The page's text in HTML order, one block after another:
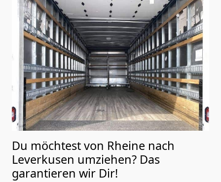
Du möchtest von Rheine nach
Leverkusen umziehen? Das
garantieren wir Dir!